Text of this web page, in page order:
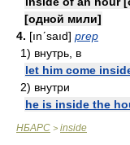
[одной мили]
4. [ınʹsaıd] prep
1) внутрь, в
let him come
2) внутри
he is inside the
НБАРС > inside